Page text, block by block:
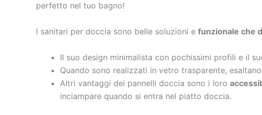
perfetto nel tuo bagno!
I sanitari per doccia sono belle soluzioni e funzionale che
Il suo design minimalista con pochissimi profili e il
Quando sono realizzati in vetro trasparente,
Altri vantaggi dei pannelli doccia sono i loro
inciampare quando si entra nel piatto doccia.